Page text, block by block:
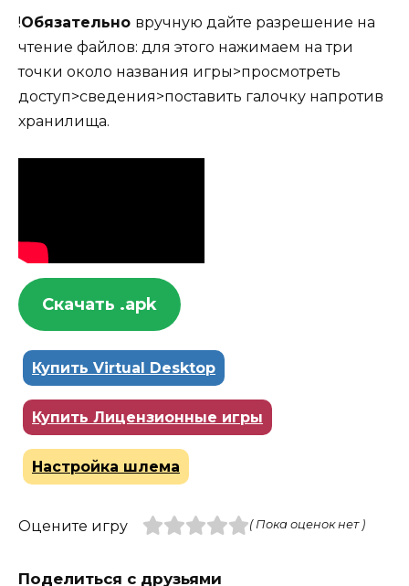
!Обязательно вручную дайте разрешение на
чтение файлов: для этого нажимаем на три
точки около названия игры>просмотреть
доступ>сведения>поставить галочку напротив
хранилища.
Скачать .apk
Купить Virtual Desktop
Купить Лицензионные игры
Настройка шлема
Оцените игру ( Пока оценок нет )
Поделиться с друзьями